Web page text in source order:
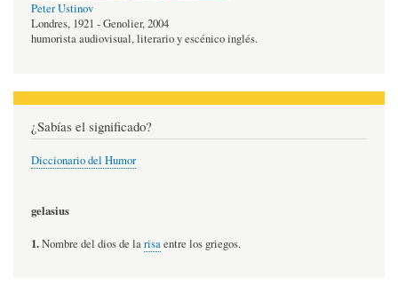
Peter Ustinov
Londres, 1921 - Genolier, 2004
humorista audiovisual, literario y escénico inglés.
¿Sabías el significado?
Diccionario del Humor
gelasius
1.Nombre del dios de larisaentre los griegos.